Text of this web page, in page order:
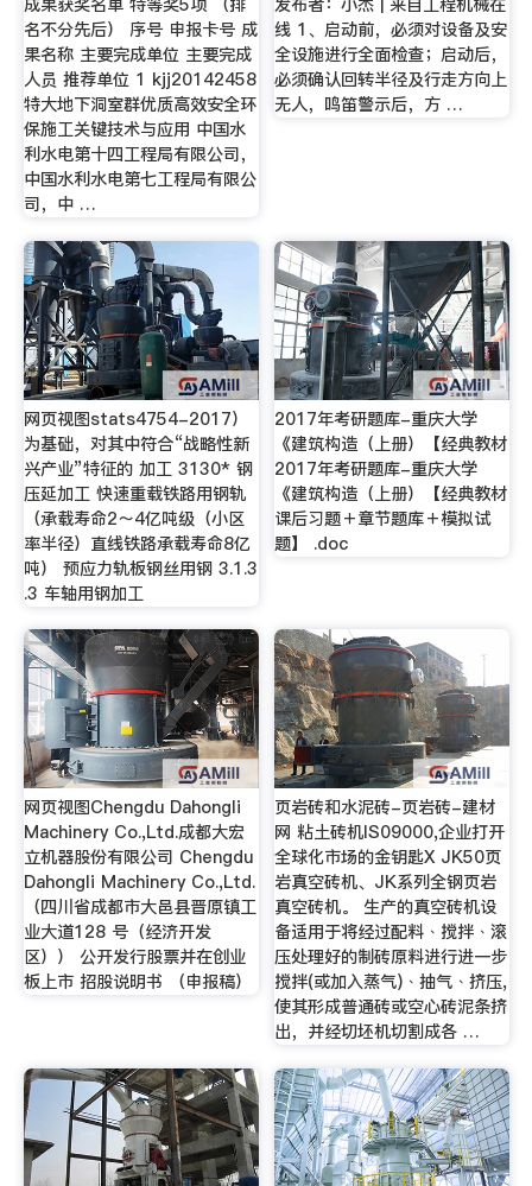
成果获奖名单 特等奖5项 （排
名不分先后） 序号 申报卡号 成
果名称 主要完成单位 主要完成
人员 推荐单位 1 kjj20142458
特大地下洞室群优质高效安全环
保施工关键技术与应用 中国水
利水电第十四工程局有限公司，
中国水利水电第七工程局有限公
司，中 …
发布者：小杰 | 来自工程机械在
线 1、启动前，必须对设备及安
全设施进行全面检查；启动后，
必须确认回转半径及行走方向上
无人，鸣笛警示后，方 …
网页视图stats4754-2017）
为基础，对其中符合“战略性新
兴产业”特征的 加工 3130* 钢
压延加工 快速重载铁路用钢轨
（承载寿命2～4亿吨级（小区
率半径）直线铁路承载寿命8亿
吨） 预应力轨板钢丝用钢 3.1.3
.3 车轴用钢加工
2017年考研题库-重庆大学
《建筑构造（上册）【经典教材
2017年考研题库-重庆大学
《建筑构造（上册）【经典教材
课后习题＋章节题库＋模拟试
题】 .doc
网页视图Chengdu Dahongli
Machinery Co.,Ltd.成都大宏
立机器股份有限公司 Chengdu
Dahongli Machinery Co.,Ltd.
（四川省成都市大邑县晋原镇工
业大道128 号（经济开发
区）） 公开发行股票并在创业
板上市 招股说明书 （申报稿）
页岩砖和水泥砖-页岩砖-建材
网 粘土砖机IS09000,企业打开
全球化市场的金钥匙X JK50页
岩真空砖机、JK系列全钢页岩
真空砖机。 生产的真空砖机设
备适用于将经过配料﹑搅拌﹑滚
压处理好的制砖原料进行进一步
搅拌(或加入蒸气)﹑抽气﹑挤压,
使其形成普通砖或空心砖泥条挤
出，并经切坯机切割成各 …